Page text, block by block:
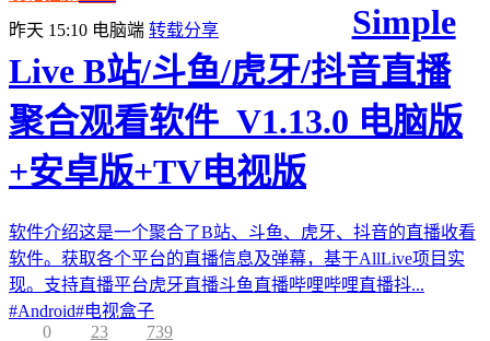
昨天 15:10 电脑端 转载分享
Simple
Live B站/斗鱼/虎牙/抖音直播
聚合观看软件_V1.13.0 电脑版
+安卓版+TV电视版
软件介绍这是一个聚合了B站、斗鱼、虎牙、抖音的直播收看
软件。获取各个平台的直播信息及弹幕，基于AllLive项目实
现。支持直播平台虎牙直播斗鱼直播哔哩哔哩直播抖...
#Android#电视盒子
0
23 739